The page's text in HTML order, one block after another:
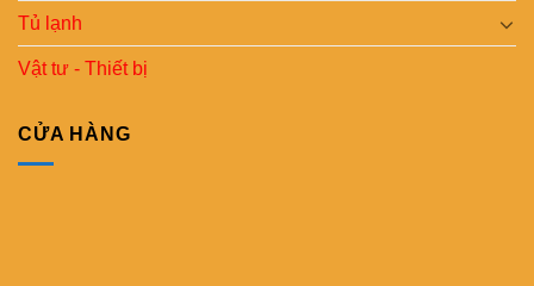
Tủ lạnh
Vật tư - Thiết bị
CỬA HÀNG